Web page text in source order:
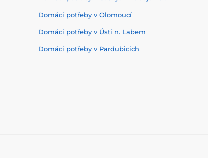
Domácí potřeby v Olomoucí
Domácí potřeby v Ústí n. Labem
Domácí potřeby v Pardubicích